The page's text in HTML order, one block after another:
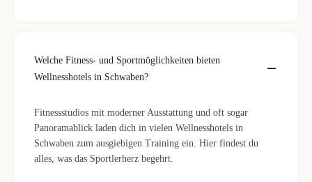
Welche Fitness- und Sportmöglichkeiten bieten
Wellnesshotels in Schwaben?
Fitnessstudios mit moderner Ausstattung und oft sogar
Panoramablick laden dich in vielen Wellnesshotels in
Schwaben zum ausgiebigen Training ein. Hier findest du
alles, was das Sportlerherz begehrt.